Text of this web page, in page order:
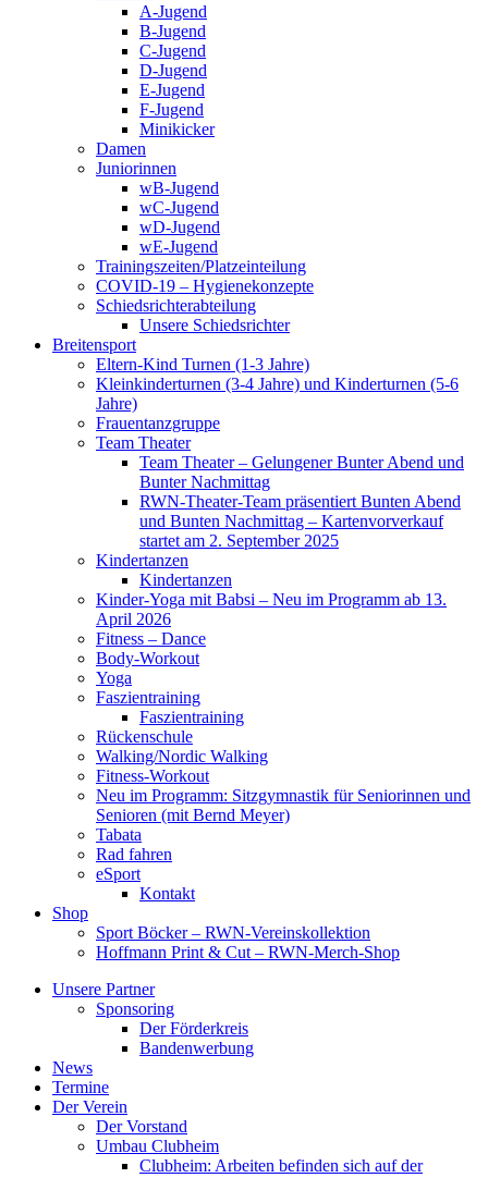
A-Jugend
B-Jugend
C-Jugend
D-Jugend
E-Jugend
F-Jugend
Minikicker
Damen
Juniorinnen
wB-Jugend
wC-Jugend
wD-Jugend
wE-Jugend
Trainingszeiten/Platzeinteilung
COVID-19 – Hygienekonzepte
Schiedsrichterabteilung
Unsere Schiedsrichter
Breitensport
Eltern-Kind Turnen (1-3 Jahre)
Kleinkinderturnen (3-4 Jahre) und Kinderturnen (5-6
Jahre)
Frauentanzgruppe
Team Theater
Team Theater – Gelungener Bunter Abend und
Bunter Nachmittag
RWN-Theater-Team präsentiert Bunten Abend
und Bunten Nachmittag – Kartenvorverkauf
startet am 2. September 2025
Kindertanzen
Kindertanzen
Kinder-Yoga mit Babsi – Neu im Programm ab 13.
April 2026
Fitness – Dance
Body-Workout
Yoga
Faszientraining
Faszientraining
Rückenschule
Walking/Nordic Walking
Fitness-Workout
Neu im Programm: Sitzgymnastik für Seniorinnen und
Senioren (mit Bernd Meyer)
Tabata
Rad fahren
eSport
Kontakt
Shop
Sport Böcker – RWN-Vereinskollektion
Hoffmann Print & Cut – RWN-Merch-Shop
Unsere Partner
Sponsoring
Der Förderkreis
Bandenwerbung
News
Termine
Der Verein
Der Vorstand
Umbau Clubheim
Clubheim: Arbeiten befinden sich auf der